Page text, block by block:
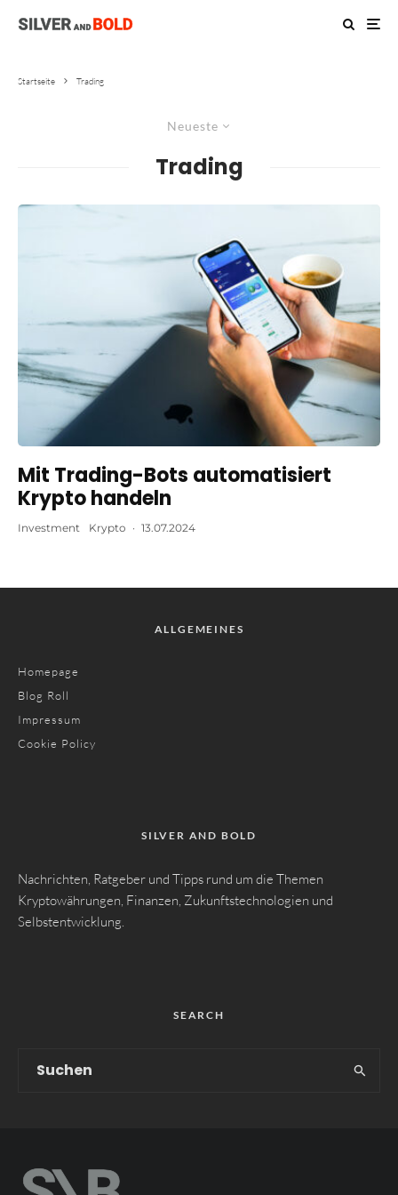
Startseite Trading
Neueste
Trading
Mit Trading-Bots automatisiert
Krypto handeln
Investment Krypto · 13.07.2024
ALLGEMEINES
Homepage
Blog Roll
Impressum
Cookie Policy
SILVER AND BOLD
Nachrichten, Ratgeber und Tipps rund um die Themen
Kryptowährungen, Finanzen, Zukunftstechnologien und
Selbstentwicklung.
SEARCH